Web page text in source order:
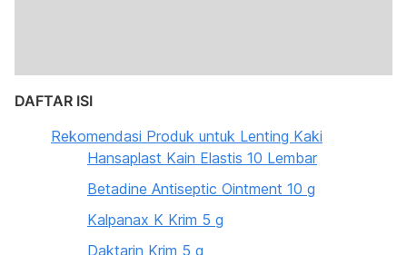
DAFTAR ISI
Rekomendasi Produk untuk Lenting Kaki
Hansaplast Kain Elastis 10 Lembar
Betadine Antiseptic Ointment 10 g
Kalpanax K Krim 5 g
Daktarin Krim 5 g